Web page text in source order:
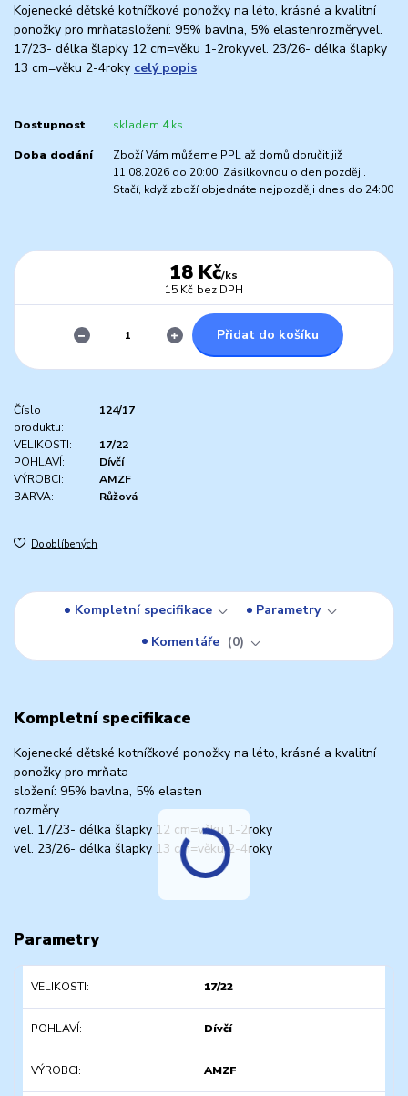
Kojenecké dětské kotníčkové ponožky na léto, krásné a kvalitní
ponožky pro mrňatasložení: 95% bavlna, 5% elastenrozměryvel.
17/23- délka šlapky 12 cm=věku 1-2rokyvel. 23/26- délka šlapky
13 cm=věku 2-4roky celý popis
Dostupnost skladem 4 ks
Doba dodání
Zboží Vám můžeme PPL až domů doručit již
11.08.2026 do 20:00. Zásilkovnou o den později.
Stačí, když zboží objednáte nejpozději dnes do 24:00
18 Kč/ks
15 Kč bez DPH
Přidat do košíku
Číslo
produktu:
124/17
VELIKOSTI:
17/22
POHLAVÍ:
Dívčí
VÝROBCI:
AMZF
BARVA:
Růžová
Do oblíbených
Kompletní specifikace
Parametry
Komentáře
0
Kompletní specifikace
Kojenecké dětské kotníčkové ponožky na léto, krásné a kvalitní
ponožky pro mrňata
složení: 95% bavlna, 5% elasten
rozměry
vel. 17/23- délka šlapky 12 cm=věku 1-2roky
vel. 23/26- délka šlapky 13 cm=věku 2-4roky
Parametry
VELIKOSTI 17/22
POHLAVÍ Dívčí
VÝROBCI AMZF